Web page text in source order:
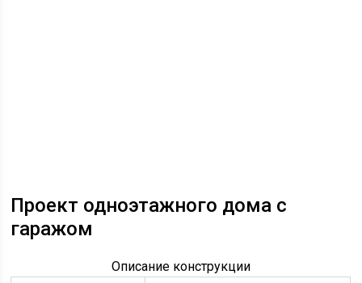
Проект одноэтажного дома с
гаражом
Описание конструкции